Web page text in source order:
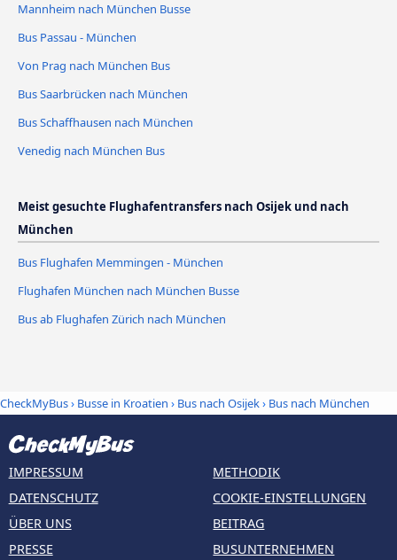
Mannheim nach München Busse
Bus Passau - München
Von Prag nach München Bus
Bus Saarbrücken nach München
Bus Schaffhausen nach München
Venedig nach München Bus
Meist gesuchte Flughafentransfers nach Osijek und nach
München
Bus Flughafen Memmingen - München
Flughafen München nach München Busse
Bus ab Flughafen Zürich nach München
CheckMyBus› Busse in Kroatien › Bus nach Osijek› Bus nach München
IMPRESSUM
DATENSCHUTZ
ÜBER UNS
PRESSE
METHODIK
COOKIE-EINSTELLUNGEN
BEITRAG
BUSUNTERNEHMEN